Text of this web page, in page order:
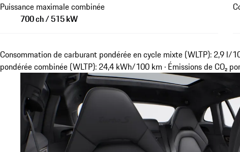
Puissance maximale combinée
700 ch / 515 kW
Consommation de carburant pondérée en cycle mixte (WLTP): 2,9 l/
pondérée combinée (WLTP): 24,4 kWh/100 km · Émissions de CO₂